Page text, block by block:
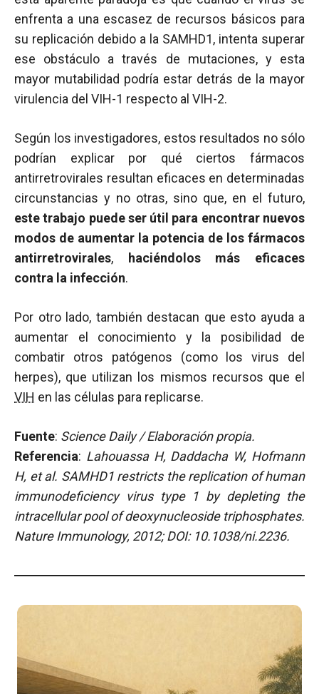
enfrenta a una escasez de recursos básicos para
su replicación debido a la SAMHD1, intenta superar
ese obstáculo a través de mutaciones, y esta
mayor mutabilidad podría estar detrás de la mayor
virulencia del VIH-1 respecto al VIH-2.
Según los investigadores, estos resultados no sólo
podrían explicar por qué ciertos fármacos
antirretrovirales resultan eficaces en determinadas
circunstancias y no otras, sino que, en el futuro,
este trabajo puede ser útil para encontrar nuevos
modos de aumentar la potencia de los fármacos
antirretrovirales, haciéndolos más eficaces
contra la infección.
Por otro lado, también destacan que esto ayuda a
aumentar el conocimiento y la posibilidad de
combatir otros patógenos (como los virus del
herpes), que utilizan los mismos recursos que el
VIH en las células para replicarse.
Fuente: Science Daily / Elaboración propia.
Referencia: Lahouassa H, Daddacha W, Hofmann
H, et al. SAMHD1 restricts the replication of human
immunodeficiency virus type 1 by depleting the
intracellular pool of deoxynucleoside triphosphates.
Nature Immunology, 2012; DOI: 10.1038/ni.2236.